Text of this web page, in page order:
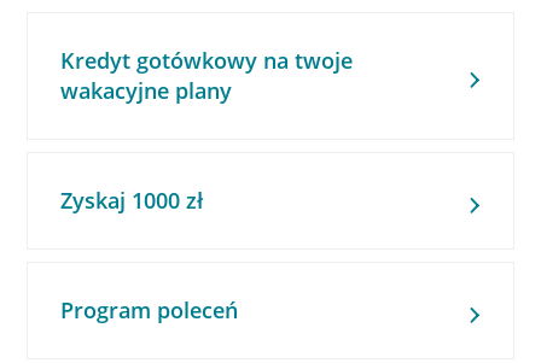
Kredyt gotówkowy na twoje
wakacyjne plany
Zyskaj 1000 zł
Program poleceń